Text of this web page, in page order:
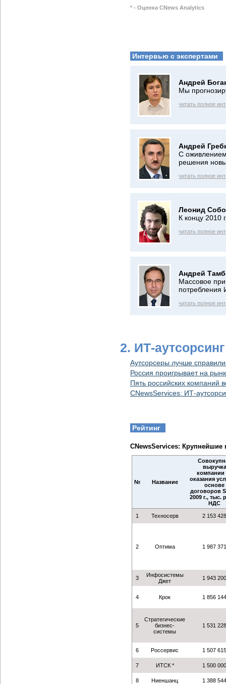
* - Оценка CNews Analytics
Интервью с экспертами
Андрей
Мы
читать полное
Андрей
С оживлением
решения
читать полное
Леонид
К концу 2010
читать полное
Андрей
Массовое
потребления
читать полное
2. ИТ-аутсорсинг
Аутсорсеры лучше
Россия проигрывает на
Пять российских компаний
CNewsServices: ИТ-
Рейтинг
CNewsServices: Крупнейшие
№ Название
выручка
компании
оказания
основе
договоров
2009 г., тыс.
НДС
1 Техносерв 2 153 428
2 Оптима 1 987 371
3
Инфосистемы
Джет
1 943 200
4 Крок 1 856 144
5
Стратегические
бизнес-
системы
1 531 228
6 Россервис 1 507 615
7 ИТСК * 1 500 000
8 Ниеншанц 1 388 544